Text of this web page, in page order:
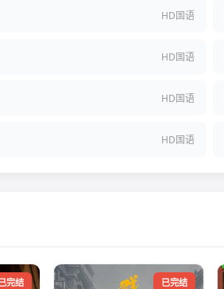
HD国语
HD国语
HD国语
HD国语
完结 已完结